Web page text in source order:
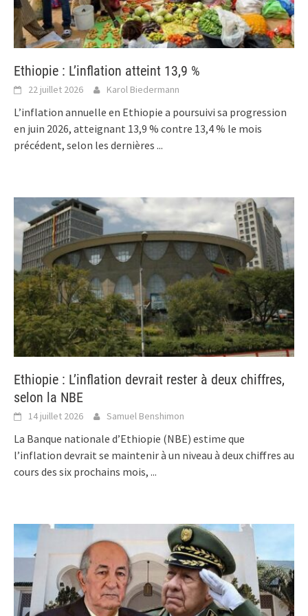
Ethiopie : L’inflation atteint 13,9 %
22 juillet 2026 Karol Biedermann
L’inflation annuelle en Ethiopie a poursuivi sa progression
en juin 2026, atteignant 13,9 % contre 13,4 % le mois
précédent, selon les dernières ...
Ethiopie : L’inflation devrait rester à deux chiffres,
selon la NBE
14 juillet 2026 Samuel Benshimon
La Banque nationale d’Ethiopie (NBE) estime que
l’inflation devrait se maintenir à un niveau à deux chiffres au
cours des six prochains mois, ...